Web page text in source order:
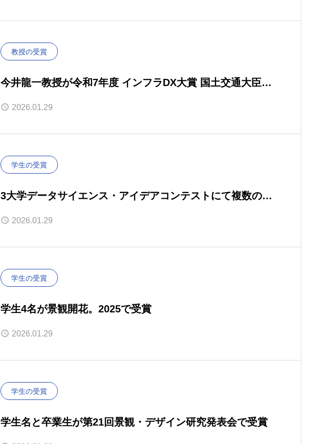
教授の受賞
今井龍一教授が令和7年度 インフラDX大賞 国土交通大臣賞
を受賞
2026.01.29
学生の受賞
3大学データサイエンス・アイデアコンテストにて複数の賞
を受賞
2026.01.29
学生の受賞
学生4名が景観開花。2025で受賞
2026.01.29
学生の受賞
学生名と卒業生が第21回景観・デザイン研究発表会で受賞